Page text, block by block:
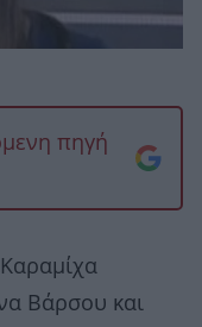
πηγή
Βάρσου και